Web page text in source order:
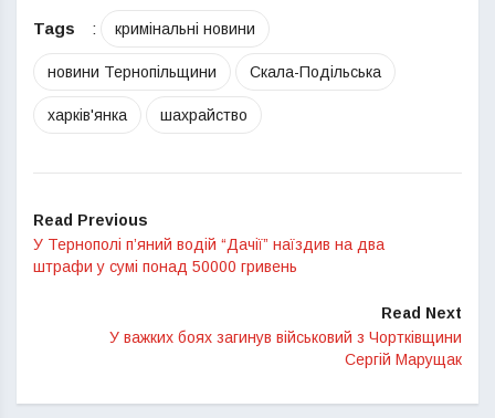
Tags : кримінальні новини
новини Тернопільщини Скала-Подільська
харків'янка шахрайство
Read Previous
У Тернополі п’яний водій “Дачії” наїздив на два
штрафи у сумі понад 50000 гривень
Read Next
У важких боях загинув військовий з Чортківщини
Сергій Марущак